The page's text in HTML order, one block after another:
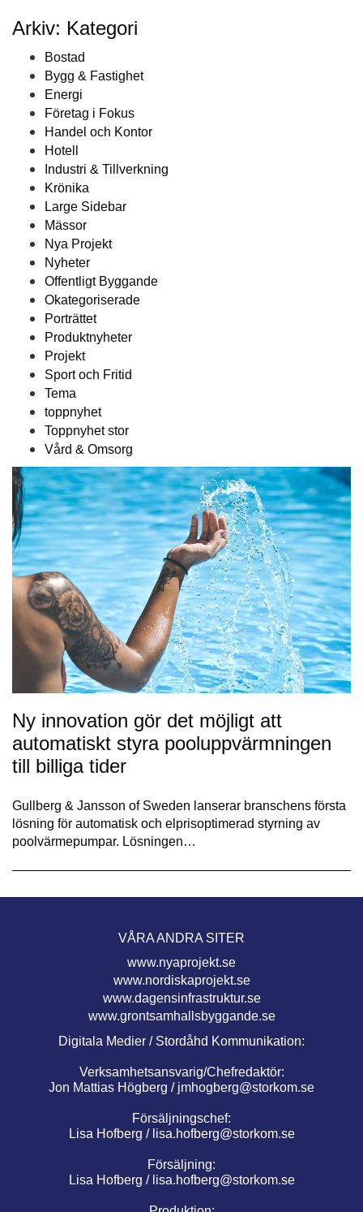
Arkiv: Kategori
Bostad
Bygg & Fastighet
Energi
Företag i Fokus
Handel och Kontor
Hotell
Industri & Tillverkning
Krönika
Large Sidebar
Mässor
Nya Projekt
Nyheter
Offentligt Byggande
Okategoriserade
Porträttet
Produktnyheter
Projekt
Sport och Fritid
Tema
toppnyhet
Toppnyhet stor
Vård & Omsorg
Ny innovation gör det möjligt att
automatiskt styra pooluppvärmningen
till billiga tider
Gullberg & Jansson of Sweden lanserar branschens första
lösning för automatisk och elprisoptimerad styrning av
poolvärmepumpar. Lösningen…
VÅRA ANDRA SITER
www.nyaprojekt.se
www.nordiskaprojekt.se
www.dagensinfrastruktur.se
www.grontsamhallsbyggande.se
Digitala Medier / Stordåhd Kommunikation:
Verksamhetsansvarig/Chefredaktör:
Jon Mattias Högberg / jmhogberg@storkom.se
Försäljningschef:
Lisa Hofberg / lisa.hofberg@storkom.se
Försäljning:
Lisa Hofberg / lisa.hofberg@storkom.se